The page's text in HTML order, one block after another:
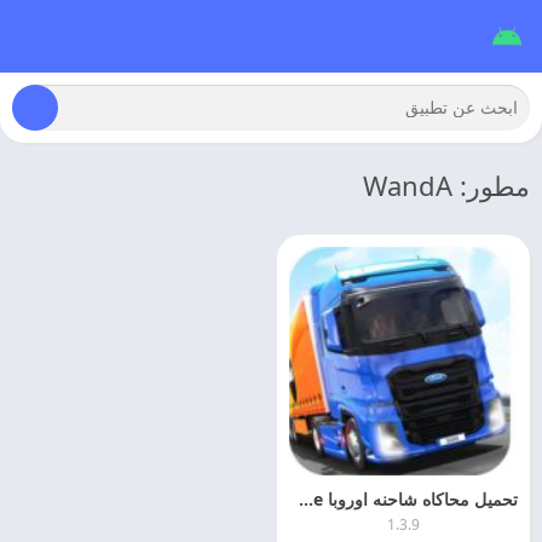
مطور: WandA
تحميل محاكاه شاحنه اوروبا Truck Simulator: Europe مهكره اخر اصدار
1.3.9